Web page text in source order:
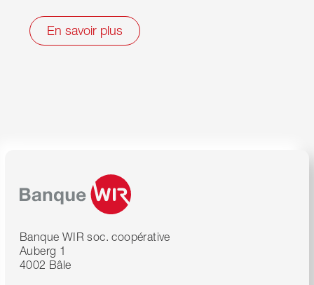
En savoir plus
Banque WIR soc. coopérative
Auberg 1
4002 Bâle